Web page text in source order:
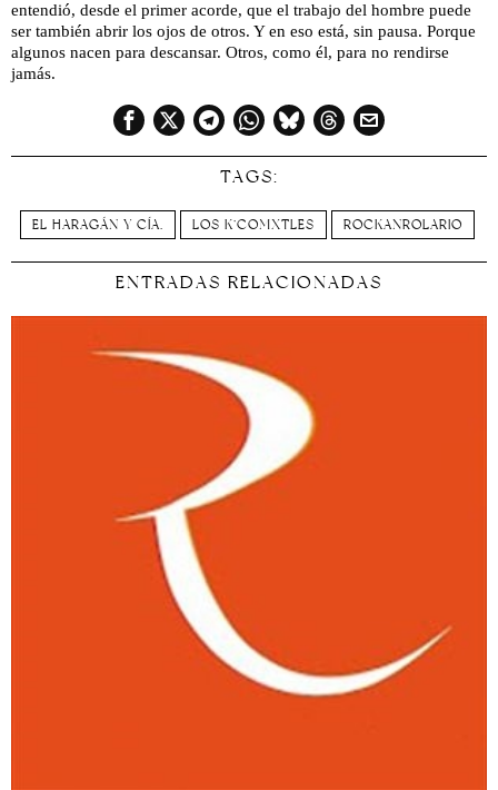
entendió, desde el primer acorde, que el trabajo del hombre puede
ser también abrir los ojos de otros. Y en eso está, sin pausa. Porque
algunos nacen para descansar. Otros, como él, para no rendirse
jamás.
TAGS:
EL HARAGÁN Y CÍA. LOS K’COMXTLES ROCKANROLARIO
ENTRADAS RELACIONADAS